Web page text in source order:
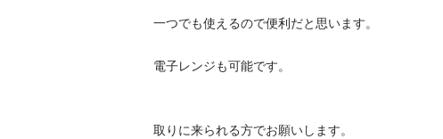
一つでも使えるので便利だと思います。
電子レンジも可能です。
取りに来られる方でお願いします。